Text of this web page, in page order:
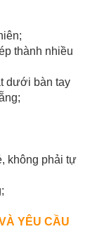
thành nhiều
dưới bàn tay
không phải tự
YÊU CẦU